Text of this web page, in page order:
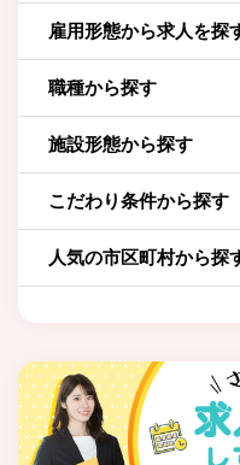
雇用形態から求人を探
職種から探す
施設形態から探す
こだわり条件から探す
人気の市区町村から探